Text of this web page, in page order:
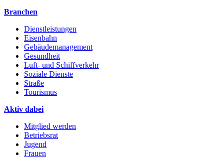
Branchen
Dienstleistungen
Eisenbahn
Gebäudemanagement
Gesundheit
Luft- und Schiffverkehr
Soziale Dienste
Straße
Tourismus
Aktiv dabei
Mitglied werden
Betriebsrat
Jugend
Frauen